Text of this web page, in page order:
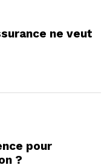
ne veut
pour
?